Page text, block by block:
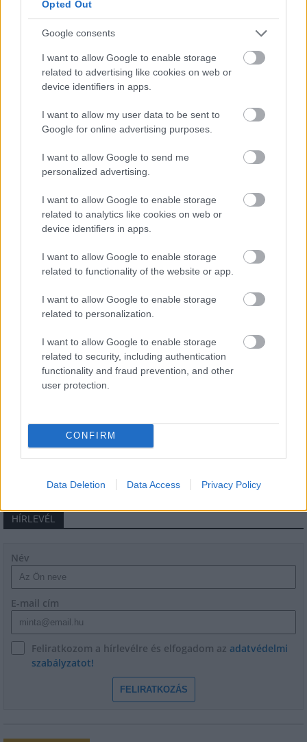
Opted Out
Google consents
I want to allow Google to enable storage
related to advertising like cookies on web or
device identifiers in apps.
I want to allow my user data to be sent to
Google for online advertising purposes.
I want to allow Google to send me
personalized advertising.
I want to allow Google to enable storage
related to analytics like cookies on web or
device identifiers in apps.
I want to allow Google to enable storage
related to functionality of the website or app.
I want to allow Google to enable storage
related to personalization.
I want to allow Google to enable storage
related to security, including authentication
functionality and fraud prevention, and other
user protection.
CONFIRM
Data Deletion Data Access Privacy Policy
BKK KM Építő Kft. Főmterv Mérnöki Tervező Zrt.
felüljárón
A tartós nyári hőség jelentős kihívás elé állítja a KM Építőt,
mérföldköve a felülvizsgálat
árnyékában?
Elkészült a Liszt Ferenc repülőtér
közelében lévő logisztikai bázis út- és
Látlelet a hazai víziközművekről?
Egyetlen, fél évszázados vezetéken
múlt Bicske vízellátása
Mohács a csata ötszázadik
évfordulójára
HÍRLEVÉL
Név
E-mail cím
Feliratkozom a hírlevélre és elfogadom az adatvédelmi
szabályzatot!
FELIRATKOZÁS